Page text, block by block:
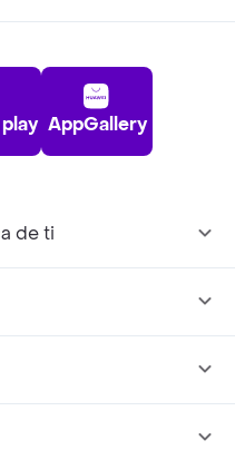
AppGallery
de ti